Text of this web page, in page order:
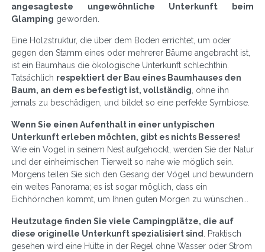
angesagteste ungewöhnliche Unterkunft beim
Glamping geworden.
Eine Holzstruktur, die über dem Boden errichtet, um oder
gegen den Stamm eines oder mehrerer Bäume angebracht ist,
ist ein Baumhaus die ökologische Unterkunft schlechthin.
Tatsächlich respektiert der Bau eines Baumhauses den
Baum, an dem es befestigt ist, vollständig, ohne ihn
jemals zu beschädigen, und bildet so eine perfekte Symbiose.
Wenn Sie einen Aufenthalt in einer untypischen
Unterkunft erleben möchten, gibt es nichts Besseres!
Wie ein Vogel in seinem Nest aufgehockt, werden Sie der Natur
und der einheimischen Tierwelt so nahe wie möglich sein.
Morgens teilen Sie sich den Gesang der Vögel und bewundern
ein weites Panorama; es ist sogar möglich, dass ein
Eichhörnchen kommt, um Ihnen guten Morgen zu wünschen...
Heutzutage finden Sie viele Campingplätze, die auf
diese originelle Unterkunft spezialisiert sind. Praktisch
gesehen wird eine Hütte in der Regel ohne Wasser oder Strom